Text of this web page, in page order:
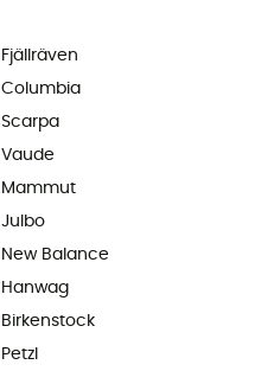
Fjällräven
Columbia
Scarpa
Vaude
Mammut
Julbo
New Balance
Hanwag
Birkenstock
Petzl